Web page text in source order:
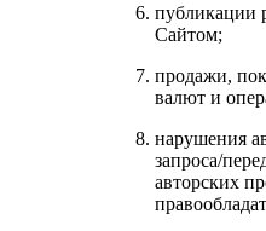
публикации
Сайтом;
продажи,
валют и
нарушения
запроса/
авторских